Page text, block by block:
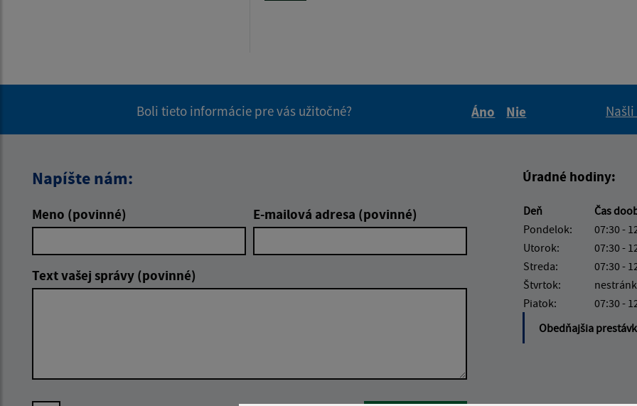
Boli tieto informácie pre vás užitočné?
Áno
Nie
Napíšte nám:
Meno (povinné) E-mailová adresa (povinné)
Text vašej správy (povinné)
Úradné hodiny:
Deň Čas
Pondelok:
07:30 -
Utorok:
07:30 -
Streda:
07:30 -
Štvrtok:
Piatok:
07:30 -
Obedňajšia